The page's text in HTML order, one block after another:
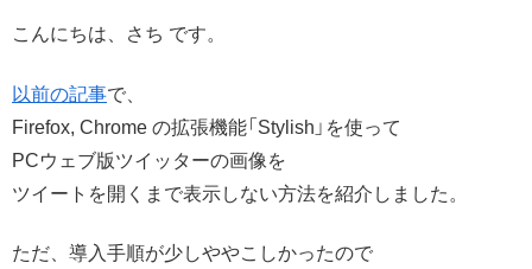
こんにちは、さち です。
以前の記事で、
Firefox, Chrome の拡張機能「Stylish」を使って
PCウェブ版ツイッターの画像を
ツイートを開くまで表示しない方法を紹介しました。
ただ、導入手順が少しややこしかったので